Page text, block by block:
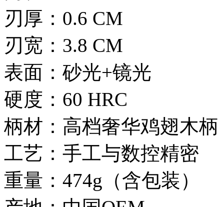
刃厚：0.6 CM
刃宽：3.8 CM
表面：砂光+镜光
硬度：60 HRC
柄材：高档奢华鸡翅木柄
工艺：手工与数控精密
重量：474g（含包装）